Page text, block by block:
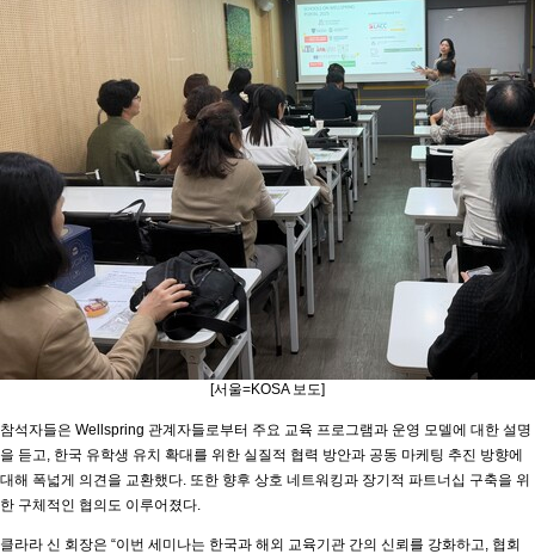
[서울=KOSA 보도]
참석자들은 Wellspring 관계자들로부터 주요 교육 프로그램과 운영 모델에 대한 설명
을 듣고, 한국 유학생 유치 확대를 위한 실질적 협력 방안과 공동 마케팅 추진 방향에
대해 폭넓게 의견을 교환했다. 또한 향후 상호 네트워킹과 장기적 파트너십 구축을 위
한 구체적인 협의도 이루어졌다.
클라라 신 회장은 “이번 세미나는 한국과 해외 교육기관 간의 신뢰를 강화하고, 협회